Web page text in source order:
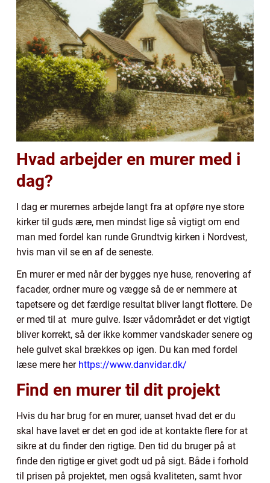
Hvad arbejder en murer med i
dag?
I dag er murernes arbejde langt fra at opføre nye store
kirker til guds ære, men mindst lige så vigtigt om end
man med fordel kan runde Grundtvig kirken i Nordvest,
hvis man vil se en af de seneste.
En murer er med når der bygges nye huse, renovering af
facader, ordner mure og vægge så de er nemmere at
tapetsere og det færdige resultat bliver langt flottere. De
er med til at mure gulve. Især vådområdet er det vigtigt
bliver korrekt, så der ikke kommer vandskader senere og
hele gulvet skal brækkes op igen. Du kan med fordel
læse mere her https://www.danvidar.dk/
Find en murer til dit projekt
Hvis du har brug for en murer, uanset hvad det er du
skal have lavet er det en god ide at kontakte flere for at
sikre at du finder den rigtige. Den tid du bruger på at
finde den rigtige er givet godt ud på sigt. Både i forhold
til prisen på projektet, men også kvaliteten, samt hvor